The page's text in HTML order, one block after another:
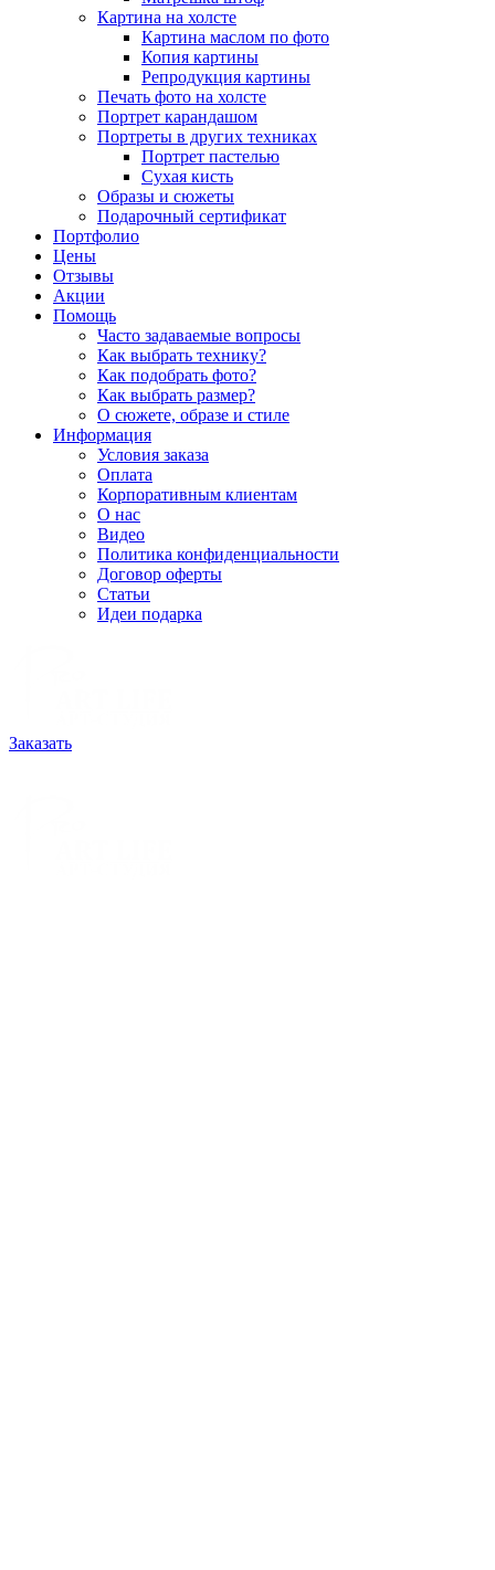
Картина на холсте
Картина маслом по фото
Копия картины
Репродукция картины
Печать фото на холсте
Портрет карандашом
Портреты в других техниках
Портрет пастелью
Сухая кисть
Образы и сюжеты
Подарочный сертификат
Портфолио
Цены
Отзывы
Акции
Помощь
Часто задаваемые вопросы
Как выбрать технику?
Как подобрать фото?
Как выбрать размер?
О сюжете, образе и стиле
Информация
Условия заказа
Оплата
Корпоративным клиентам
О нас
Видео
Политика конфиденциальности
Договор оферты
Статьи
Идеи подарка
Заказать